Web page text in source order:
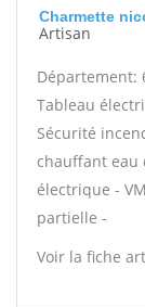
Charmette
Artisan
Département:
Tableau
Sécurité
chauffant eau
électrique -
partielle -
Voir la fiche